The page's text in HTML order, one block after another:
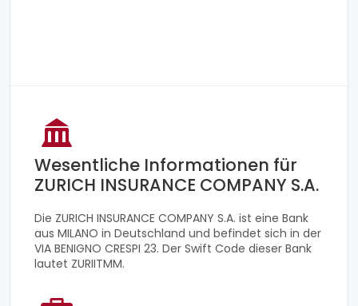
Wesentliche Informationen für
ZURICH INSURANCE COMPANY S.A.
Die ZURICH INSURANCE COMPANY S.A. ist eine Bank
aus MILANO in Deutschland und befindet sich in der
VIA BENIGNO CRESPI 23. Der Swift Code dieser Bank
lautet ZURIITMM.